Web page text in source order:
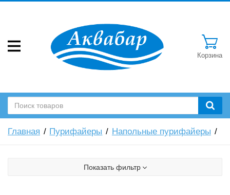
Корзина
Главная Пурифайеры Напольные пурифайеры
Показать фильтр